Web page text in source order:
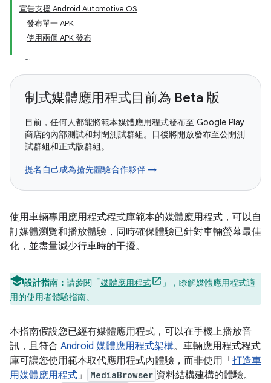
宣告支援 Android Automotive OS
發布單一 APK
使用兩個 APK 發布
制式媒體應用程式目前為 Beta 版
目前，任何人都能將範本媒體應用程式發布至 Google Play
商店的內部測試和封閉測試群組。日後將開放發布至公開測
試群組和正式版群組。
提名自己成為搶先體驗合作夥伴 →
使用車輛專用應用程式程式庫範本的媒體應用程式，可以自
訂媒體瀏覽和播放體驗，同時確保體驗已針對車輛螢幕最佳
化，並盡量減少行車時的干擾。
設計指南： 請參閱「媒體應用程式
」，瞭解媒體應用程式適
用的使用者體驗指南。
本指南假設您已經有媒體應用程式，可以在手機上播放音
訊，且符合 Android 媒體應用程式架構。車輛應用程式程式
庫可讓您使用範本取代應用程式內體驗，而非使用「 打造車
用媒體應用程式」 MediaBrowser 資料結構建構的體驗。